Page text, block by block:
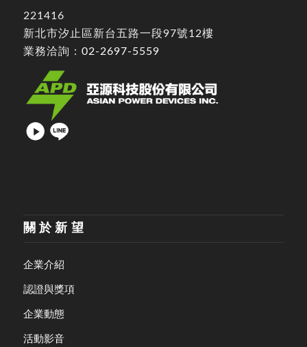
221416
新北市汐止區新台五路一段97號12樓
業務洽詢： 02-2697-5559
關於新望
企業介紹
認證與獎項
企業動態
活動影音